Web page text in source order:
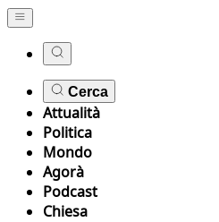
Cerca
Attualità
Politica
Mondo
Agorà
Podcast
Chiesa